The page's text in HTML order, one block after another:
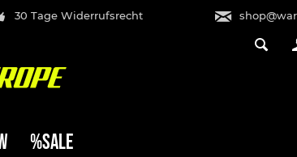
30 Tage Widerrufsrecht
%SALE